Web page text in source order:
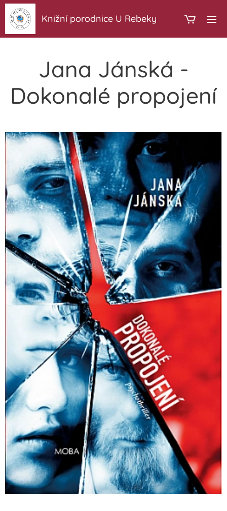
Knižní porodnice U Rebeky
Jana Jánská -
Dokonalé propojení